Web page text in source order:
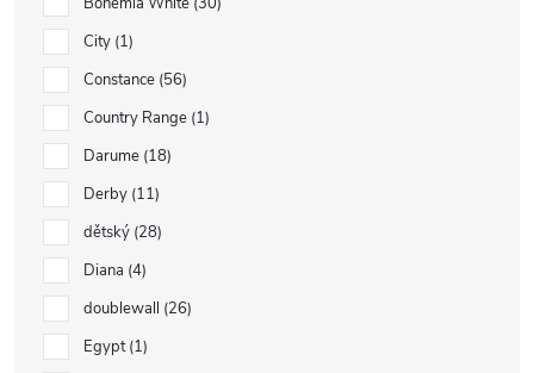
City 1
Constance 56
Country Range 1
Darume 18
Derby 11
dětský 28
Diana 4
doublewall 26
Egypt 1